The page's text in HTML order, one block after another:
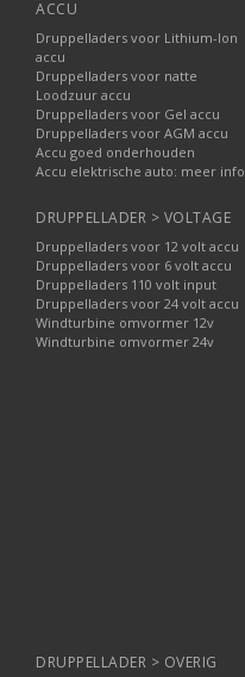
ACCU
Druppelladers voor Lithium-Ion
accu
Druppelladers voor natte
Loodzuur accu
Druppelladers voor Gel accu
Druppelladers voor AGM accu
Accu goed onderhouden
Accu elektrische auto: meer info
DRUPPELLADER > VOLTAGE
Druppelladers voor 12 volt accu
Druppelladers voor 6 volt accu
Druppelladers 110 volt input
Druppelladers voor 24 volt accu
Windturbine omvormer 12v
Windturbine omvormer 24v
DRUPPELLADER > OVERIG